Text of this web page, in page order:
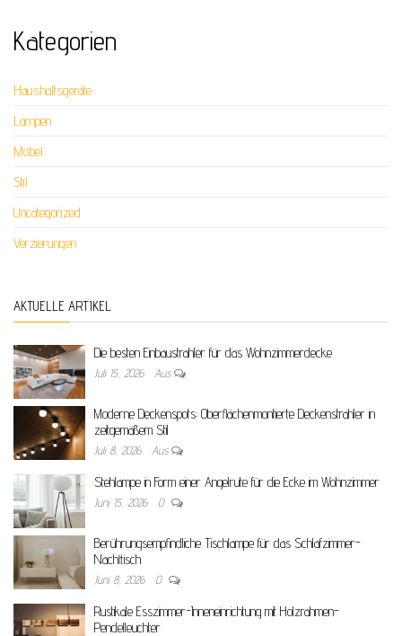
Kategorien
Haushaltsgeräte
Lampen
Möbel
Stil
Uncategorized
Verzierungen
AKTUELLE ARTIKEL
Die besten Einbaustrahler für das Wohnzimmerdecke
Juli 15, 2026 Aus
Moderne Deckenspots: Oberflächenmontierte Deckenstrahler in
zeitgemäßem Stil
Juli 8, 2026 Aus
Stehlampe in Form einer Angelrute für die Ecke im Wohnzimmer
Juni 15, 2026 0
Berührungsempfindliche Tischlampe für das Schlafzimmer-
Nachttisch
Juni 8, 2026 0
Rustikale Esszimmer-Inneneinrichtung mit Holzrahmen-
Pendelleuchter